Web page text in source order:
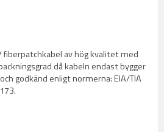
fiberpatchkabel av hög kvalitet med
då kabeln endast bygger
godkänd enligt normerna: EIA/TIA